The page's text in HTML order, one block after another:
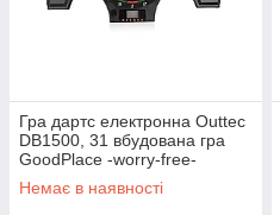
Гра дартс електронна Outtec
DB1500, 31 вбудована гра
GoodPlace -worry-free-
shopping-
Немає в наявності